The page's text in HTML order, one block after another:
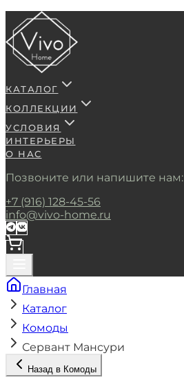
КАТАЛОГ
КОЛЛЕКЦИИ
УСЛОВИЯ
ИНТЕРЬЕРЫ
О НАС
Позвоните или напишите нам:
+7 (916) 128-45-56
info@vivo-home.ru
Главная
Каталог
Комоды
Сервант Мансури
Назад в Комоды